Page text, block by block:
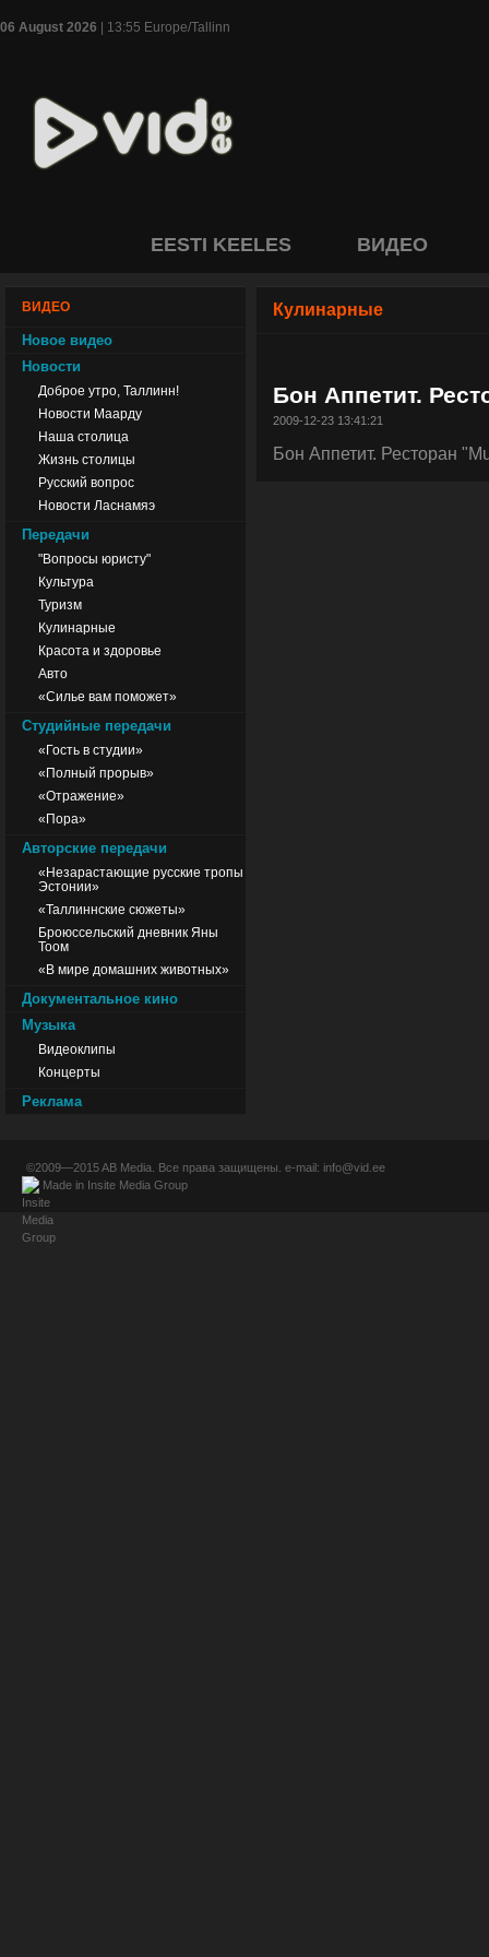
06 August 2026 | 13:55 Europe/Tallinn
EESTI KEELES ВИДЕО
ВИДЕО
Новое видео
Новости
Доброе утро, Таллинн!
Новости Маарду
Наша столица
Жизнь столицы
Русский вопрос
Новости Ласнамяэ
Передачи
"Вопросы юристу"
Культура
Туризм
Кулинарные
Красота и здоровье
Авто
«Силье вам поможет»
Студийные передачи
«Гость в студии»
«Полный прорыв»
«Отражение»
«Пора»
Авторские передачи
«Незарастающие русские тропы
Эстонии»
«Таллиннские сюжеты»
Броюссельский дневник Яны
Тоом
«В мире домашних животных»
Документальное кино
Музыка
Видеоклипы
Концерты
Реклама
Кулинарные
Бон Аппетит.
2009-12-23 13:41:21
Бон Аппетит. Ресторан
©2009—2015AB Media . Все права защищены. e-mail: info@vid.ee
Made in Insite Media Group